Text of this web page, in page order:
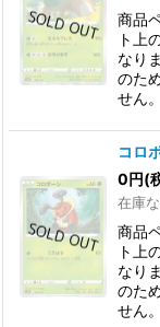
商品
ト上
なり
のた
せん
コロ
0円(
在庫
商品
ト上
なり
のた
せん